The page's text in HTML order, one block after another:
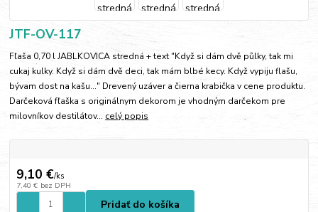
JTF-OV-117
Fľaša 0,70 l JABLKOVICA stredná + text "Když si dám dvě půlky, tak mi
cukaj kulky. Když si dám dvě deci, tak mám blbé kecy. Když vypiju flašu,
bývam dost na kašu..." Drevený uzáver a čierna krabička v cene produktu.
Darčeková fľaška s originálnym dekorom je vhodným darčekom pre
milovníkov destilátov... celý popis
9,10 €/ks
7,40 € bez DPH
Pridať do košíka